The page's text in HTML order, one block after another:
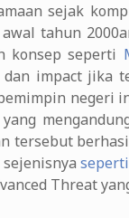
sejak
tahun
konsep seperti
dan impact
negeri
tersebut
sejenisnya
Threat